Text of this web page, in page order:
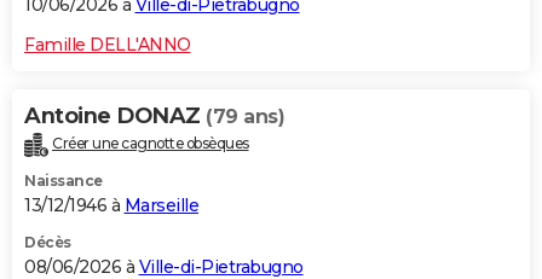
10/06/2026 à Ville-di-Pietrabugno
Famille DELL'ANNO
Antoine DONAZ (79 ans)
Créer une cagnotte obsèques
Naissance
13/12/1946 à Marseille
Décès
08/06/2026 à Ville-di-Pietrabugno